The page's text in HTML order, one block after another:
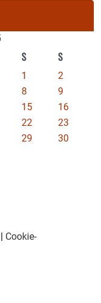
S S
1
2
8
9
15
16
22
23
29
30
| Cookie-